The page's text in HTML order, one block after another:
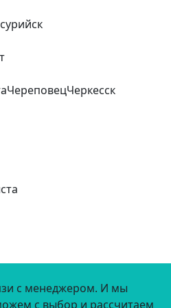
ЧереповецЧеркесск
с менеджером. И мы
с выбор и рассчитаем